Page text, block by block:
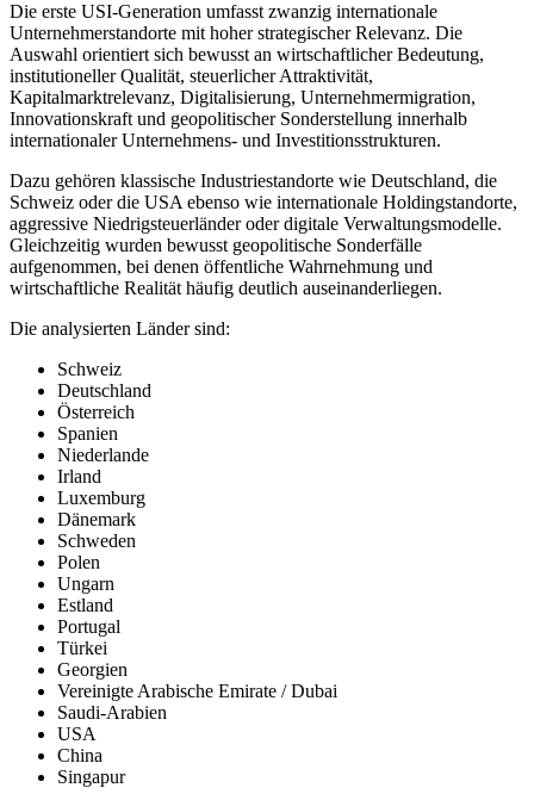
Die erste USI-Generation umfasst zwanzig internationale
Unternehmerstandorte mit hoher strategischer Relevanz. Die
Auswahl orientiert sich bewusst an wirtschaftlicher Bedeutung,
institutioneller Qualität, steuerlicher Attraktivität,
Kapitalmarktrelevanz, Digitalisierung, Unternehmermigration,
Innovationskraft und geopolitischer Sonderstellung innerhalb
internationaler Unternehmens- und Investitionsstrukturen.
Dazu gehören klassische Industriestandorte wie Deutschland, die
Schweiz oder die USA ebenso wie internationale Holdingstandorte,
aggressive Niedrigsteuerländer oder digitale Verwaltungsmodelle.
Gleichzeitig wurden bewusst geopolitische Sonderfälle
aufgenommen, bei denen öffentliche Wahrnehmung und
wirtschaftliche Realität häufig deutlich auseinanderliegen.
Die analysierten Länder sind:
Schweiz
Deutschland
Österreich
Spanien
Niederlande
Irland
Luxemburg
Dänemark
Schweden
Polen
Ungarn
Estland
Portugal
Türkei
Georgien
Vereinigte Arabische Emirate / Dubai
Saudi-Arabien
USA
China
Singapur